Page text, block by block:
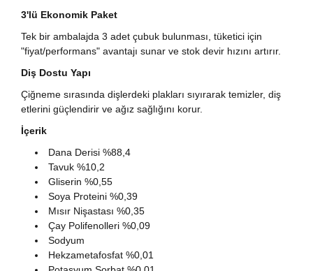
3'lü Ekonomik Paket
Tek bir ambalajda 3 adet çubuk bulunması, tüketici için
"fiyat/performans" avantajı sunar ve stok devir hızını artırır.
Diş Dostu Yapı
Çiğneme sırasında dişlerdeki plakları sıyırarak temizler, diş
etlerini güçlendirir ve ağız sağlığını korur.
İçerik
Dana Derisi %88,4
Tavuk %10,2
Gliserin %0,55
Soya Proteini %0,39
Mısır Nişastası %0,35
Çay Polifenolleri %0,09
Sodyum
Hekzametafosfat %0,01